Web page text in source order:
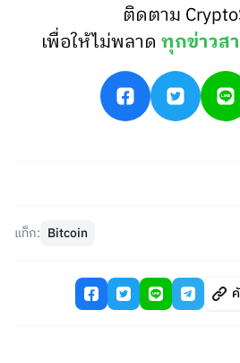
ติดตาม
เพื่อให้ไม่พลาดทุกข่าวส
แท็ก: Bitcoin